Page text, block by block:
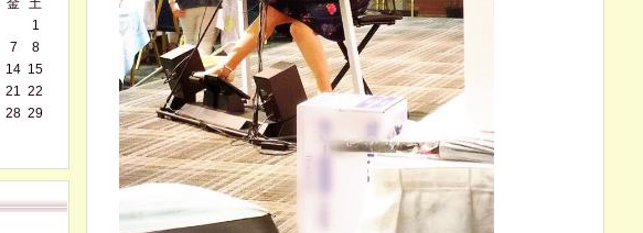
金 土
1
7
8
14 15
21 22
28 29